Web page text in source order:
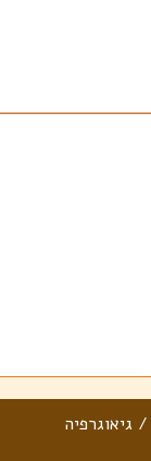
גיאוגרפיה